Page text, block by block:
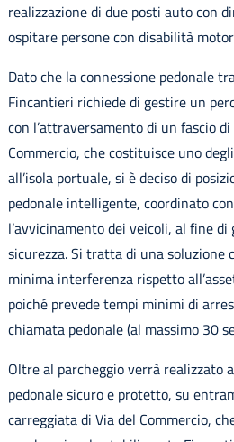
realizzazione di due posti auto con
ospitare persone con disabilità
Dato che la connessione pedonale
Fincantieri richiede di gestire un
con l’attraversamento di un fascio
Commercio, che costituisce uno
all’isola portuale, si è deciso di
pedonale intelligente, coordinato
l’avvicinamento dei veicoli, al fine
sicurezza. Si tratta di una soluzione
minima interferenza rispetto
poiché prevede tempi minimi di
chiamata pedonale (al massimo 30
Oltre al parcheggio verrà realizzato
pedonale sicuro e protetto, su
carreggiata di Via del Commercio,